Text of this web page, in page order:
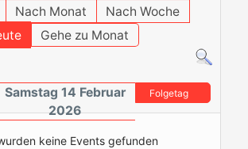
Nach Monat
Nach Woche
Gehe zu Monat
Samstag 14 Februar
2026
Folgetag
keine Events gefunden